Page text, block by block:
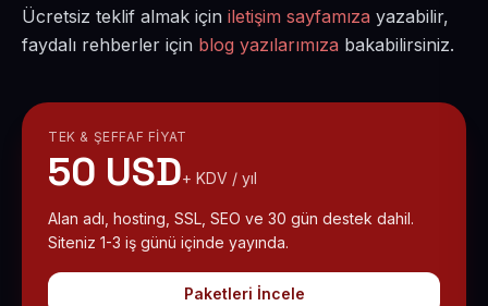
Ücretsiz teklif almak için iletişim sayfamıza yazabilir,
faydalı rehberler için blog yazılarımıza bakabilirsiniz.
TEK & ŞEFFAF FIYAT
50 USD+ KDV / yıl
Alan adı, hosting, SSL, SEO ve 30 gün destek dahil.
Siteniz 1-3 iş günü içinde yayında.
Paketleri İncele